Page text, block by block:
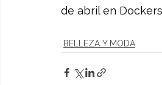
de abril en
BELLEZA Y MODA